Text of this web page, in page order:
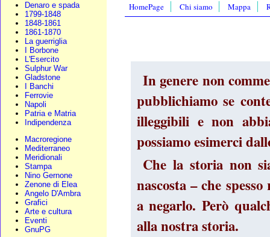
Denaro e spada
1799-1848
1848-1861
1861-1870
La guerriglia
I Borbone
L'Esercito
Sulphur War
Gladstone
I Banchi
Ferrovie
Napoli
Patria e Matria
Indipendenza
Macroregione
Mediterraneo
Meridionali
Stampa
Nino Gernone
Zenone di Elea
Angelo D'Ambra
Grafici
Arte e cultura
Eventi
GnuPG
HomePage Chi siamo Mappa
In genere non
pubblichiamo se
illeggibili e non
possiamo esimerci
Che la storia non
nascosta – che
a negarlo. Però
alla nostra storia.